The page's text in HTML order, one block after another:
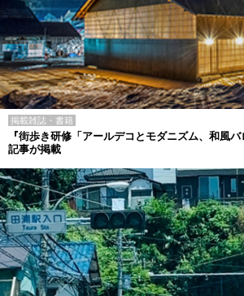
掲載雑誌・書籍
『街歩き研修「アールデコとモダニズム、和風
記事が掲載